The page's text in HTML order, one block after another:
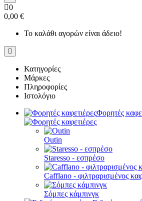
0
0,00 €
Το καλάθι αγορών είναι άδειο!
Κατηγορίες
Μάρκες
Πληροφορίες
Ιστολόγιο
Φορητές
Outin
Staresso - εσπρέσο
Cafflano - φιλτραρισμένος
Σόμπες κάμπινγκ